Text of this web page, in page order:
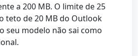
a 200 MB. O limite de 25
teto de 20 MB do Outlook
seu modelo não sai como